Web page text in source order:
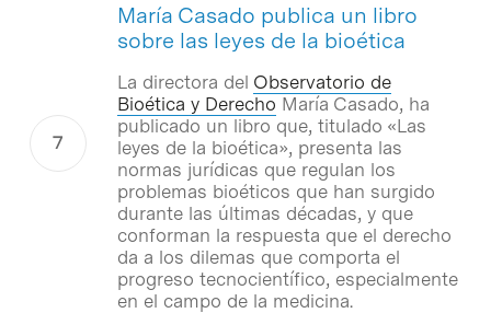
María Casado publica un libro
sobre las leyes de la bioética
La directora del Observatorio de
Bioética y Derecho María Casado, ha
publicado un libro que, titulado «Las
leyes de la bioética», presenta las
normas jurídicas que regulan los
problemas bioéticos que han surgido
durante las últimas décadas, y que
conforman la respuesta que el derecho
da a los dilemas que comporta el
progreso tecnocientífico, especialmente
en el campo de la medicina.